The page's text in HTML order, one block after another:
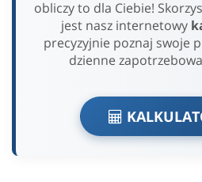
obliczy to dla Ciebie!
jest nasz internetowy
precyzyjnie poznaj swoje
dzienne